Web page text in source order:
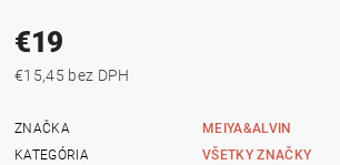
€19
€15,45 bez DPH
ZNAČKA
MEIYA&ALVIN
KATEGÓRIA
VŠETKY ZNAČKY